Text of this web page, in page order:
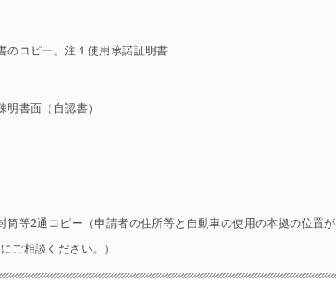
のコピー。注１使用承諾証明書
書面（自認書）
等2通コピー（申請者の住所等と自動車の使用の本拠の位置が
ご相談ください。）